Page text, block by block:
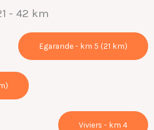
- 42 km
Egarande - km 5 (21 km)
Viviers - km 4